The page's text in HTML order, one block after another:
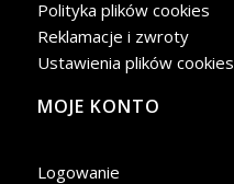
Polityka plików cookies
Reklamacje i zwroty
Ustawienia plików cookies
MOJE KONTO
Logowanie